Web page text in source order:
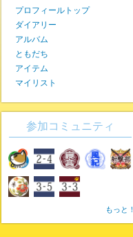
プロフィールトップ
ダイアリー
アルバム
ともだち
アイテム
マイリスト
参加コミュニティ
もっと！